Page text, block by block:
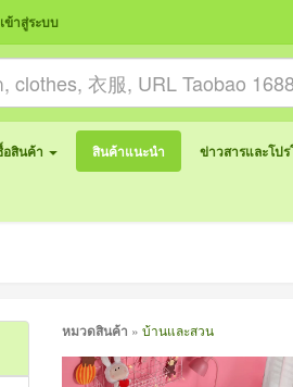
เข้าสู่ระบบ
อสินค้า สินค้าแนะนำ ข่าวสารและโป
หมวดสินค้า »บ้านและสวน